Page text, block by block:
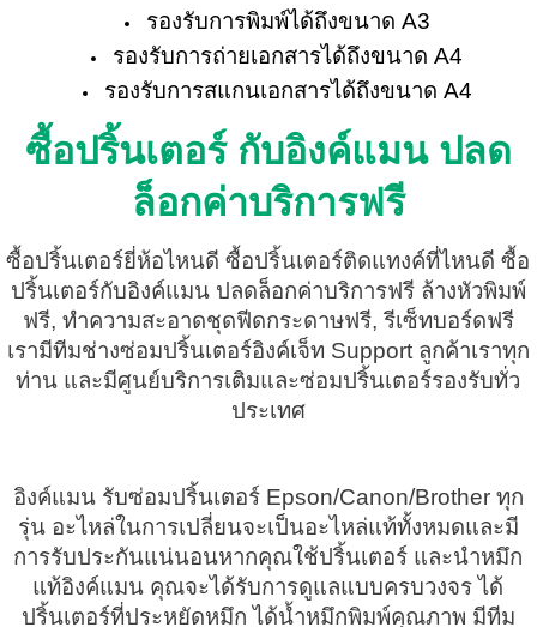
รองรับการพิมพ์ได้ถึงขนาด A3
รองรับการถ่ายเอกสารได้ถึงขนาด A4
รองรับการสแกนเอกสารได้ถึงขนาด A4
ซื้อปริ้นเตอร์ กับอิงค์แมน ปลด
ล็อกค่าบริการฟรี
ซื้อปริ้นเตอร์ยี่ห้อไหนดี ซื้อปริ้นเตอร์ติดแทงค์ที่ไหนดี ซื้อ
ปริ้นเตอร์กับอิงค์แมน ปลดล็อกค่าบริการฟรี ล้างหัวพิมพ์
ฟรี, ทำความสะอาดชุดฟีดกระดาษฟรี, รีเซ็ทบอร์ดฟรี
เรามีทีมช่างซ่อมปริ้นเตอร์อิงค์เจ็ท Support ลูกค้าเราทุก
ท่าน และมีศูนย์บริการเติมและซ่อมปริ้นเตอร์รองรับทั่ว
ประเทศ
อิงค์แมน รับซ่อมปริ้นเตอร์ Epson/Canon/Brother ทุก
รุ่น อะไหล่ในการเปลี่ยนจะเป็นอะไหล่แท้ทั้งหมดและมี
การรับประกันแน่นอนหากคุณใช้ปริ้นเตอร์ และนำหมึก
แท้อิงค์แมน คุณจะได้รับการดูแลแบบครบวงจร ได้
ปริ้นเตอร์ที่ประหยัดหมึก ได้น้ำหมึกพิมพ์คุณภาพ มีทีม